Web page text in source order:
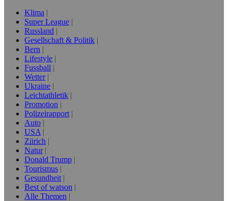
Klima
Super League
Russland
Gesellschaft & Politik
Bern
Lifestyle
Fussball
Wetter
Ukraine
Leichtathletik
Promotion
Polizeirapport
Auto
USA
Zürich
Natur
Donald Trump
Tourismus
Gesundheit
Best of watson
Alle Themen